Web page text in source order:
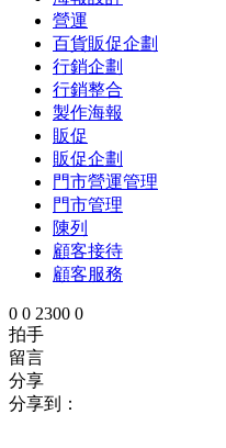
營運
百貨販促企劃
行銷企劃
行銷整合
製作海報
販促
販促企劃
門市營運管理
門市管理
陳列
顧客接待
顧客服務
0 0 2300 0
拍手
留言
分享
分享到：